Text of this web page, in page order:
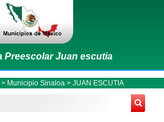
Preescolar Juan escutia
> Municipio Sinaloa > JUAN ESCUTIA